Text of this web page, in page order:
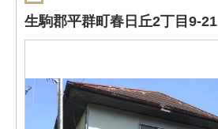
生駒郡平群町春日丘2丁目9-21